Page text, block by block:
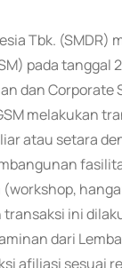
Tbk.
pada tanggal
dan
melakukan
atau setara
ini
dari
afiliasi sesuai